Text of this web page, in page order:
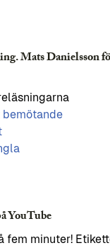
Mats Danielsson
YouTube
fem minuter!